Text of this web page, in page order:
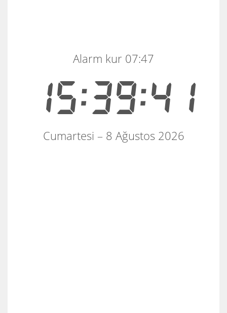
15:39:42
Alarm kur 07:47
Cumartesi – 8 Ağustos 2026